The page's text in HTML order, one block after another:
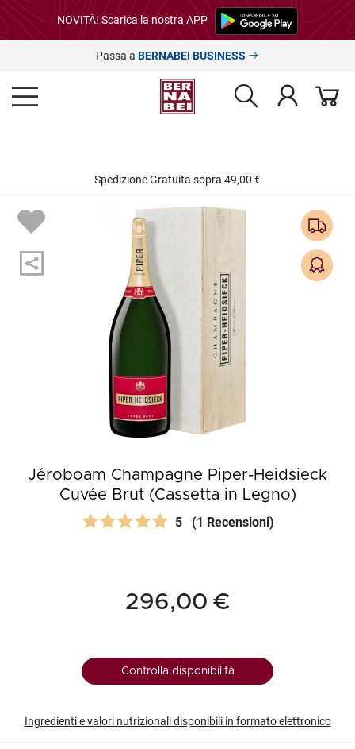
NOVITÀ! Scarica la nostra APP
Passa a BERNABEI BUSINESS
Spedizione Gratuita sopra 49,00 €
Jéroboam Champagne Piper-Heidsieck
Cuvée Brut (Cassetta in Legno)
5 (1 Recensioni)
296,00 €
Controlla disponibilità
Ingredienti e valori nutrizionali disponibili in formato elettronico